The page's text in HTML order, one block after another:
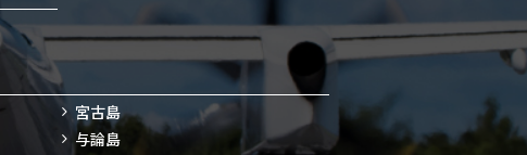
宮古島
与論島